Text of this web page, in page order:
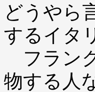
どうやら
するイタ
フラン
物する人